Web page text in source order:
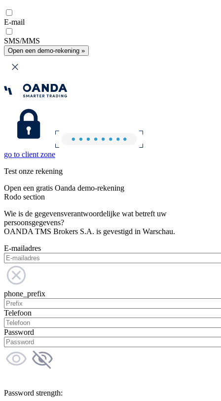
E-mail
SMS/MMS
Open een demo-rekening »
go to client zone
Test onze rekening
Open een gratis Oanda demo-rekening
Rodo section
Wie is de gegevensverantwoordelijke wat betreft uw
persoonsgegevens?
OANDA TMS Brokers S.A. is gevestigd in Warschau.
E-mailadres
phone_prefix
Telefoon
Password
Password strength: